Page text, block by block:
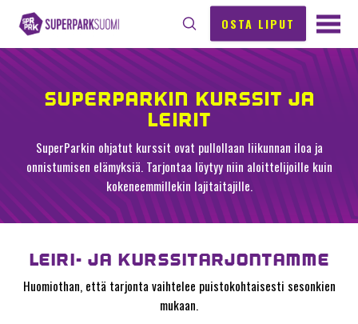
OSTA LIPUT
SUPERPARKIN KURSSIT JA
LEIRIT
SuperParkin ohjatut kurssit ovat pullollaan liikunnan iloa ja
onnistumisen elämyksiä. Tarjontaa löytyy niin aloittelijoille kuin
kokeneemmillekin lajitaitajille.
LEIRI- JA KURSSITARJONTAMME
Huomiothan, että tarjonta vaihtelee puistokohtaisesti sesonkien
mukaan.